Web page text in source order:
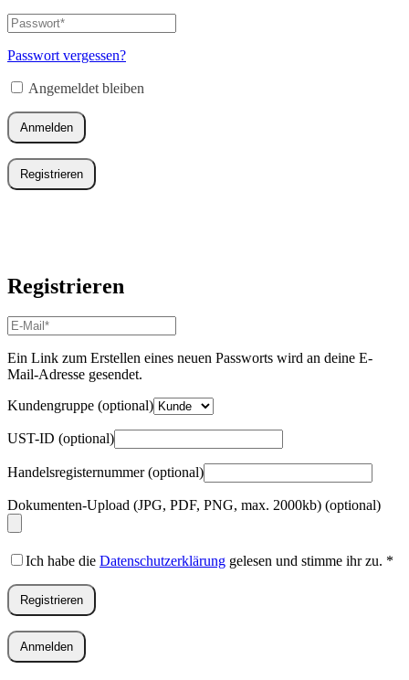
E-
Mail-
Adresse*
Passwort*
Erforderlich
Passwort vergessen?
Angemeldet bleiben
Anmelden
Registrieren
Registrieren
E-
Mail-
Adresse*
Erforderlich
Ein Link zum Erstellen eines neuen Passworts wird an deine E-
Mail-Adresse gesendet.
Kundengruppe (optional)
UST-ID (optional)
Handelsregisternummer(optional)
Dokumenten-Upload (JPG, PDF, PNG, max. 2000kb) (optional)
Ich habe die Datenschutzerklärung gelesen und stimme ihr zu. *
Registrieren
Anmelden